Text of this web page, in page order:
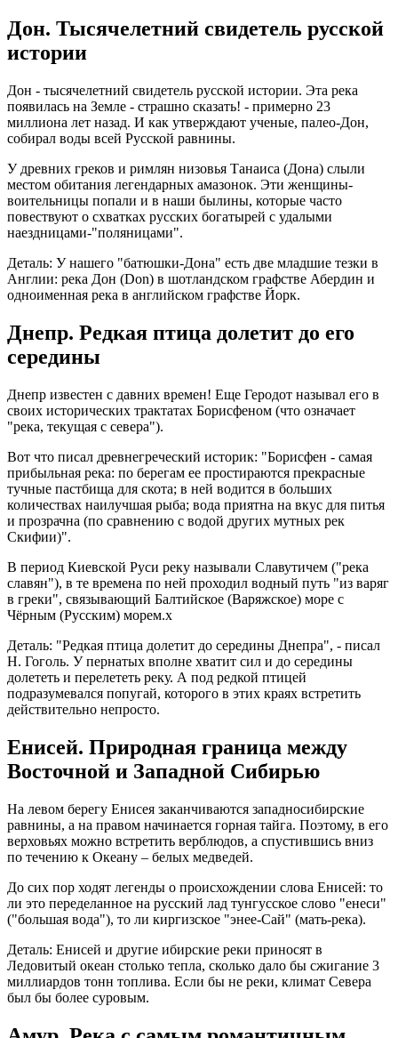
Дон. Тысячелетний свидетель русской
истории
Дон - тысячелетний свидетель русской истории. Эта река
появилась на Земле - страшно сказать! - примерно 23
миллиона лет назад. И как утверждают ученые, палео-Дон,
собирал воды всей Русской равнины.
У древних греков и римлян низовья Танаиса (Дона) слыли
местом обитания легендарных амазонок. Эти женщины-
воительницы попали и в наши былины, которые часто
повествуют о схватках русских богатырей с удалыми
наездницами-"поляницами".
Деталь: У нашего "батюшки-Дона" есть две младшие тезки в
Англии: pека Дон (Don) в шотландском графстве Абердин и
одноименная река в английском графстве Йорк.
Днепр. Редкая птица долетит до его
середины
Днепр известен с давних времен! Еще Геродот называл его в
своих исторических трактатах Борисфеном (что означает
"река, текущая с севера").
Вот что писал древнегреческий историк: "Борисфен - самая
прибыльная река: по берегам ее простираются прекрасные
тучные пастбища для скота; в ней водится в больших
количествах наилучшая рыба; вода приятна на вкус для питья
и прозрачна (по сравнению с водой других мутных рек
Скифии)".
В период Киевской Руси реку называли Славутичем ("река
славян"), в те времена по ней проходил водный путь "из варяг
в греки", связывающий Балтийское (Варяжское) море с
Чёрным (Русским) морем.х
Деталь: "Редкая птица долетит до середины Днепра", - писал
Н. Гоголь. У пернатых вполне хватит сил и до середины
долететь и перелететь реку. А под редкой птицей
подразумевался попугай, которого в этих краях встретить
действительно непросто.
Енисей. Природная граница между
Восточной и Западной Сибирью
На левом берегу Енисея заканчиваются западносибирские
равнины, а на правом начинается горная тайга. Поэтому, в его
верховьях можно встретить верблюдов, а спустившись вниз
по течению к Океану – белых медведей.
До сих пор ходят легенды о происхождении слова Енисей: то
ли это переделанное на русский лад тунгусское слово "енеси"
("большая вода"), то ли киргизское "энее-Сай" (мать-река).
Деталь: Енисей и другие ибирские реки приносят в
Ледовитый океан столько тепла, сколько дало бы сжигание 3
миллиардов тонн топлива. Если бы не реки, климат Севера
был бы более суровым.